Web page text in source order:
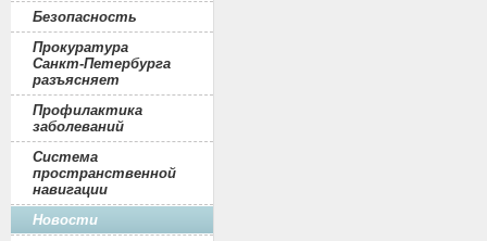
Безопасность
Прокуратура
Санкт-Петербурга
разъясняет
Профилактика
заболеваний
Система
пространственной
навигации
Новости